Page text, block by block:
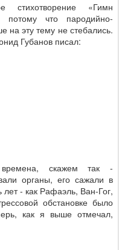
стихотворение «Гимн
потому что пародийно-
на эту тему не стебались.
Губанов писал:
скажем так -
органы, его сажали в
- как Рафаэль, Ван-Гог,
обстановке было
как я выше отмечал,